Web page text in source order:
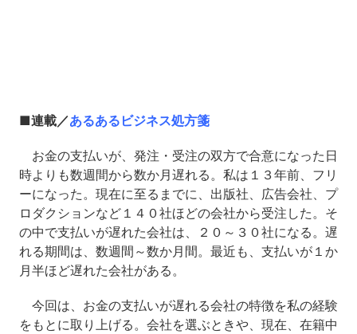
■連載／あるあるビジネス処方箋
お金の支払いが、発注・受注の双方で合意になった日
時よりも数週間から数か月遅れる。私は１３年前、フリ
ーになった。現在に至るまでに、出版社、広告会社、プ
ロダクションなど１４０社ほどの会社から受注した。そ
の中で支払いが遅れた会社は、２０～３０社になる。遅
れる期間は、数週間～数か月間。最近も、支払いが１か
月半ほど遅れた会社がある。
今回は、お金の支払いが遅れる会社の特徴を私の経験
をもとに取り上げる。会社を選ぶときや、現在、在籍中